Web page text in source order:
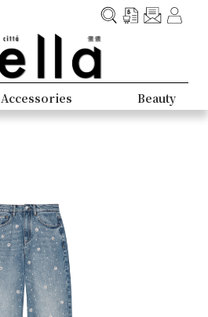
Accessories Beauty